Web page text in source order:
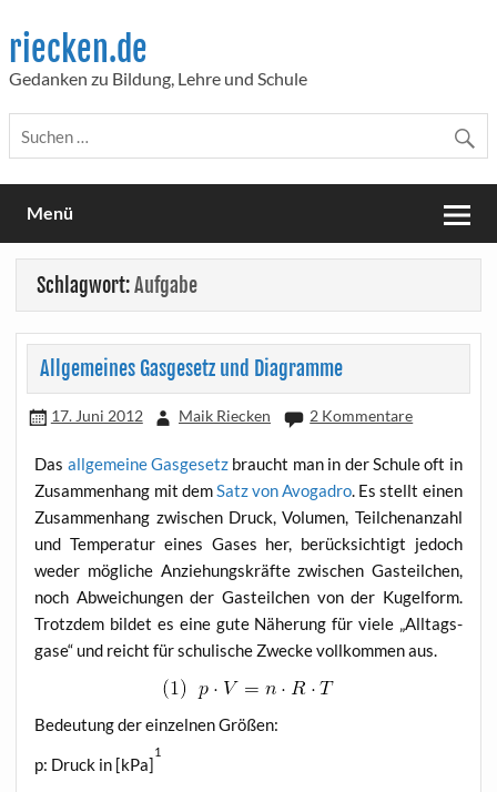
content
riecken.de
Gedanken zu Bildung, Lehre und Schule
Menü
Schlagwort:Aufgabe
Allgemeines Gasgesetz und Diagramme
17. Juni 2012 Maik Riecken 2 Kommentare
Das all­ge­mei­ne Gas­ge­setz braucht man in der Schu­le oft in
Zusam­men­hang mit demSatz von Avo­ga­dro. Es stellt einen
Zusam­men­hang zwi­schen Druck, Volu­men, Teil­chen­an­zahl
und Tem­pe­ra­tur eines Gases her, berück­sich­tigt jedoch
weder mög­li­che Anzie­hungs­kräf­te zwi­schen Gas­teil­chen,
noch Abwei­chun­gen der Gas­teil­chen von der Kugel­form.
Trotz­dem bil­det es eine gute Nähe­rung für vie­le „All­tags­
ga­se“ und reicht für schu­li­sche Zwe­cke voll­kom­men aus.
Bedeu­tung der ein­zel­nen Größen:
p: Druck in [kPa]
1